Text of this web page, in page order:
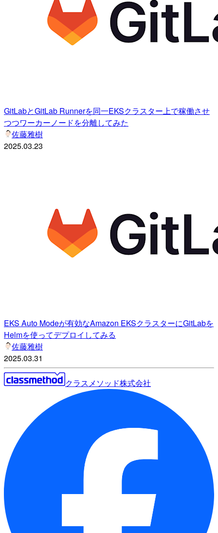
GitLabとGitLab Runnerを同一EKSクラスター上で稼働させ
つつワーカーノードを分離してみた
佐藤雅樹
2025.03.23
EKS Auto Modeが有効なAmazon EKSクラスターにGitLabを
Helmを使ってデプロイしてみる
佐藤雅樹
2025.03.31
クラスメソッド株式会社